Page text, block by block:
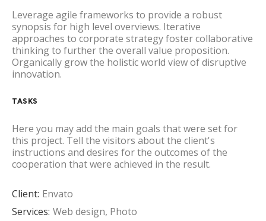
Leverage agile frameworks to provide a robust
synopsis for high level overviews. Iterative
approaches to corporate strategy foster collaborative
thinking to further the overall value proposition.
Organically grow the holistic world view of disruptive
innovation.
TASKS
Here you may add the main goals that were set for
this project. Tell the visitors about the client's
instructions and desires for the outcomes of the
cooperation that were achieved in the result.
Client: Envato
Services: Web design, Photo